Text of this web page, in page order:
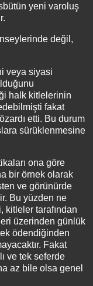
yeni varoluş
değil,
veya siyasi
halk kitlelerinin
fakat
etti. Bu durum
sürüklenmesine
ona göre
bir örnek olarak
ve görünürde
Bu yüzden ne
kitleler tarafından
üzerinden günlük
ödendiğinden
Fakat
ve tek seferde
az bile olsa genel